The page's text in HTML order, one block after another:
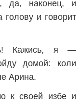
да, наконец, и
голову и говорит
Кажись, я —
домой: коли
Арина.
к своей избе и